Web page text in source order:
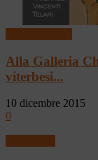
Alla Galleria
viterbesi...
10 dicembre 2015
0